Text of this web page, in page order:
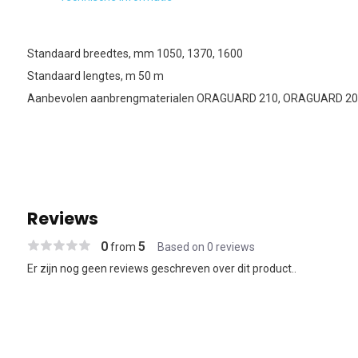
Standaard breedtes, mm 1050, 1370, 1600
Standaard lengtes, m 50 m
Aanbevolen aanbrengmaterialen ORAGUARD 210, ORAGUARD
Reviews
0from 5
Based on 0 reviews
Er zijn nog geen reviews geschreven over dit product..